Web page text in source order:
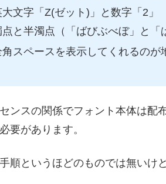
文字「Z(ゼット)」と数字「2」
点と半濁点（「ばびぶべぼ」と「
角スペースを表示してくれるのが
ンスの関係でフォント本体は配
要があります。
順というほどのものでは無いけ